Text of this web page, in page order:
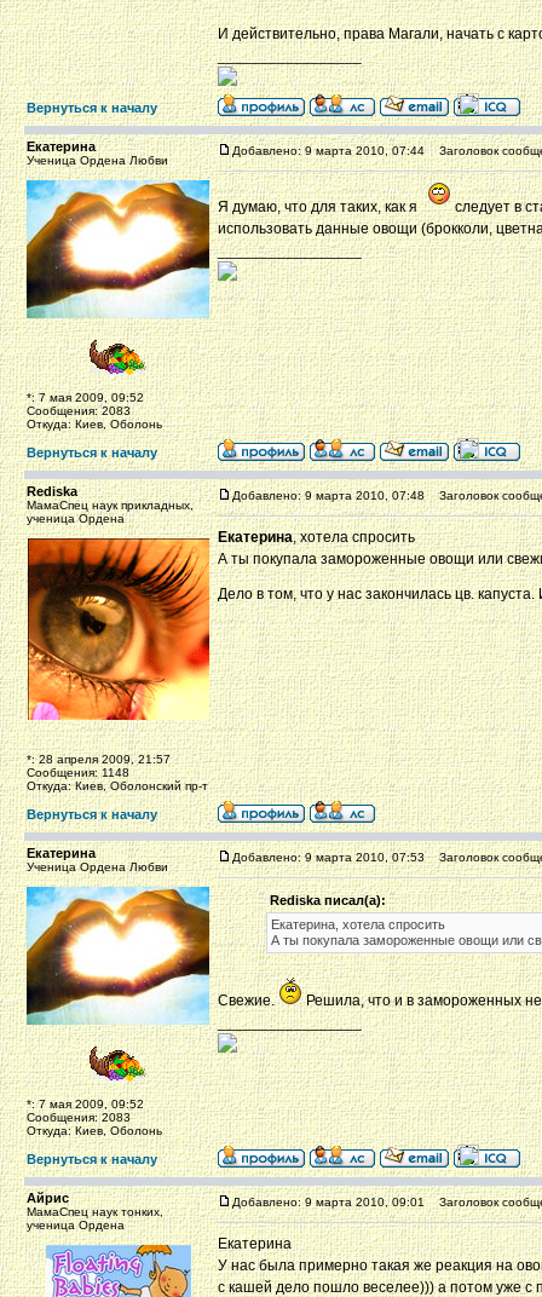
И действительно, права Магали, начать с
_________________
Вернуться к началу
Екатерина
Ученица Ордена Любви
*: 7 мая 2009, 09:52
Сообщения: 2083
Откуда: Киев, Оболонь
Добавлено: 9 марта 2010, 07:44 Заголовок
Я думаю, что для таких, как я
следует в
использовать данные овощи (брокколи,
_________________
Вернуться к началу
Rediska
МамаСпец наук прикладных,
ученица Ордена
*: 28 апреля 2009, 21:57
Сообщения: 1148
Откуда: Киев, Оболонский пр-т
Добавлено: 9 марта 2010, 07:48 Заголовок
Екатерина, хотела спросить
А ты покупала замороженные овощи или
Дело в том, что у нас закончилась цв.
Вернуться к началу
Екатерина
Ученица Ордена Любви
*: 7 мая 2009, 09:52
Сообщения: 2083
Откуда: Киев, Оболонь
Добавлено: 9 марта 2010, 07:53 Заголовок
Rediska писал(а):
Екатерина, хотела спросить
А ты покупала замороженные овощи или
Свежие.
Решила, что и в замороженных
_________________
Вернуться к началу
Айрис
МамаСпец наук тонких,
ученица Ордена
Добавлено: 9 марта 2010, 09:01 Заголовок
Екатерина
У нас была примерно такая же реакция на
с кашей дело пошло веселее))) а потом уже с